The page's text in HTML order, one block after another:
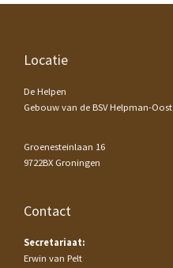
Footer
Locatie
De Helpen
Gebouw van de BSV Helpman-Oost
Groenesteinlaan 16
9722BX Groningen
Contact
Secretariaat:
Erwin van Pelt